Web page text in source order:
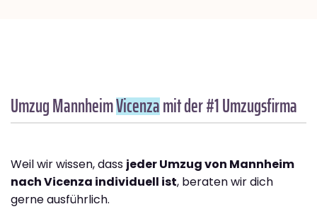
Umzug MannheimVicenzamit der #1 Umzugsfirma
Weil wir wissen, dass jeder Umzug von Mannheim
nach Vicenza individuell ist, beraten wir dich
gerne ausführlich.